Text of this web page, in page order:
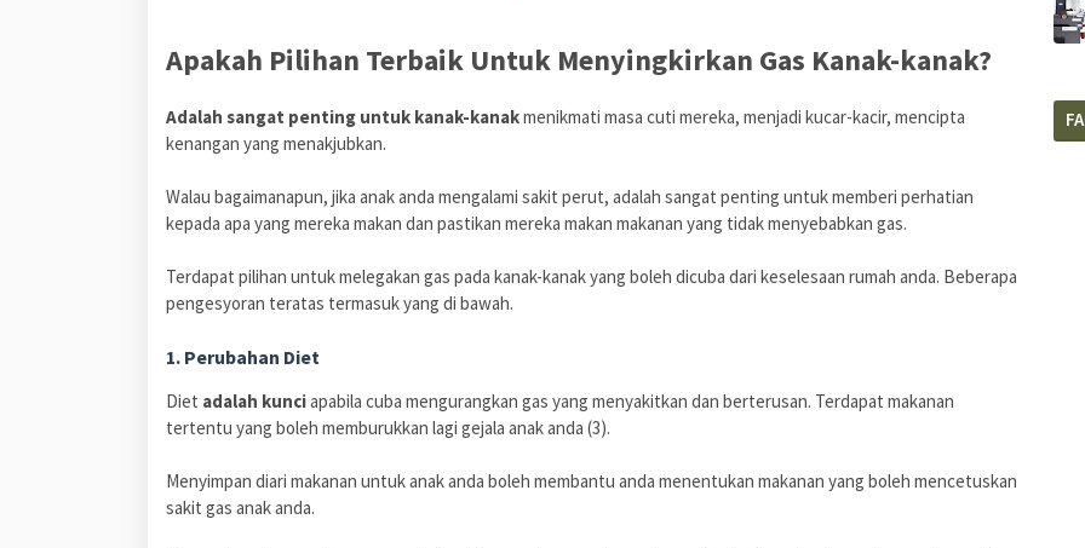
Apakah Pilihan Terbaik Untuk Menyingkirkan Gas Kanak-kanak?
Adalah sangat penting untuk kanak-kanakmenikmati masa cuti mereka, menjadi kucar-kacir, mencipta
kenangan yang menakjubkan.
Walau bagaimanapun, jika anak anda mengalami sakit perut, adalah sangat penting untuk memberi perhatian
kepada apa yang mereka makan dan pastikan mereka makan makanan yang tidak menyebabkan gas.
Terdapat pilihan untuk melegakan gas pada kanak-kanak yang boleh dicuba dari keselesaan rumah anda. Beberapa
pengesyoran teratas termasuk yang di bawah.
1. Perubahan Diet
Diet adalah kunciapabila cuba mengurangkan gas yang menyakitkan dan berterusan. Terdapat makanan
tertentu yang boleh memburukkan lagi gejala anak anda (3).
Menyimpan diari makanan untuk anak anda boleh membantu anda menentukan makanan yang boleh mencetuskan
sakit gas anak anda.